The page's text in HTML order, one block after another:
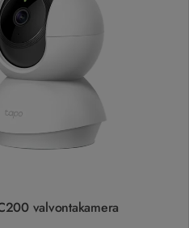
valvontakamera